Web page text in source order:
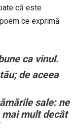
că este
ce exprimă
ca vinul.
de aceea
sale: ne
mult decât